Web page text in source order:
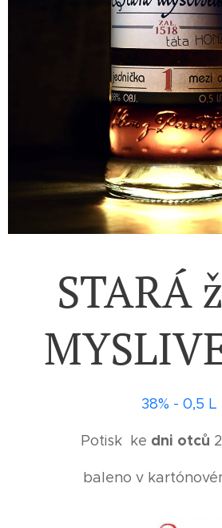
STARÁ
38% - 0,5 L
Potisk ke dni otců
baleno v